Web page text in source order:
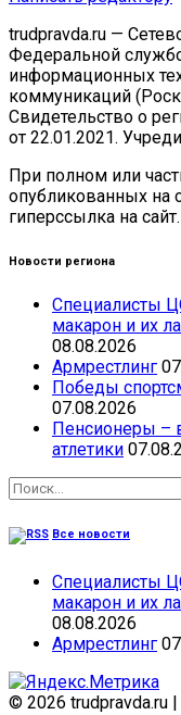
trudpravda.ru —
Федеральной
информационных
коммуникаций
Свидетельство о
от 22.01.2021.
При полном или
опубликованных на
гиперссылка на сайт.
Новости региона
Специалисты
макарон и их
08.08.2026
Армрестлинг
Победы
07.08.2026
Пенсионеры –
атлетики
Найти:
Все новости
Специалисты
макарон и их
08.08.2026
Армрестлинг
© 2026 trudpravda.ru